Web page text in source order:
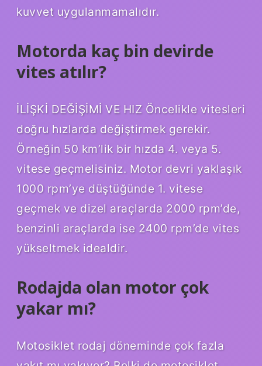
kuvvet uygulanmamalıdır.
Motorda kaç bin devirde
vites atılır?
İLİŞKİ DEĞİŞİMİ VE HIZ Öncelikle vitesleri
doğru hızlarda değiştirmek gerekir.
Örneğin 50 km’lik bir hızda 4. veya 5.
vitese geçmelisiniz. Motor devri yaklaşık
1000 rpm’ye düştüğünde 1. vitese
geçmek ve dizel araçlarda 2000 rpm’de,
benzinli araçlarda ise 2400 rpm’de vites
yükseltmek idealdir.
Rodajda olan motor çok
yakar mı?
Motosiklet rodaj döneminde çok fazla